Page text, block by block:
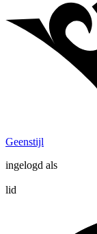
Geenstijl
ingelogd als
lid